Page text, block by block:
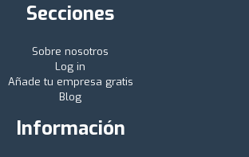
Secciones
Sobre nosotros
Log in
Añade tu empresa gratis
Blog
Información